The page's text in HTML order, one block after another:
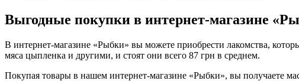
Выгодные покупки в интернет-магазине
В интернет-магазине «Рыбки» вы можете приобрести лакомства,
мяса цыпленка и другими, и стоят они всего 87 грн в среднем.
Покупая товары в нашем интернет-магазине «Рыбки», вы получаете